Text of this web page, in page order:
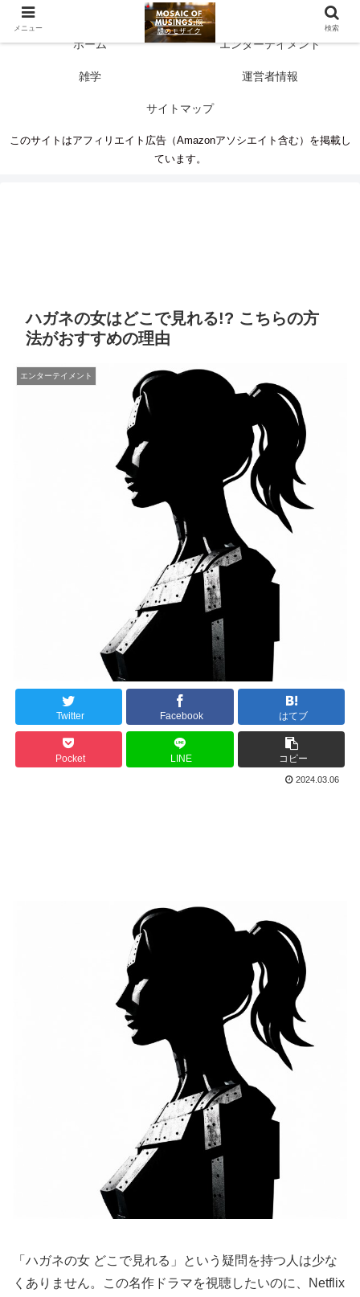
多彩な情報源 人生に新たな気づきを
ホーム エンターテイメント
雑学 運営者情報
サイトマップ
このサイトはアフィリエイト広告（Amazonアソシエイト含む）を掲載し
ています。
ハガネの女はどこで見れる!? こちらの方
法がおすすめの理由
エンターテイメント
Twitter Facebook はてブ
Pocket LINE コピー
2024.03.06
「ハガネの女 どこで見れる」という疑問を持つ人は少な
くありません。この名作ドラマを視聴したいのに、Netflix
メニュー 検索